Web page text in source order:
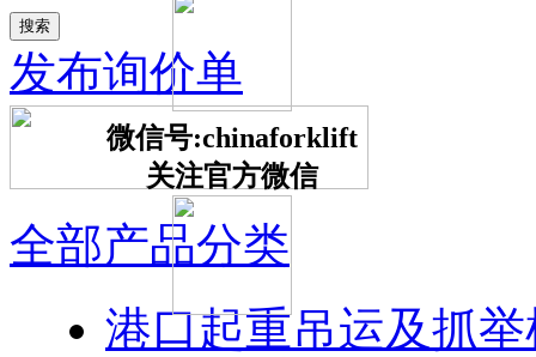
微信号:chinaforklift
关注官方微信
搜索
发布询价单
全部产品分类
港口起重吊运及抓